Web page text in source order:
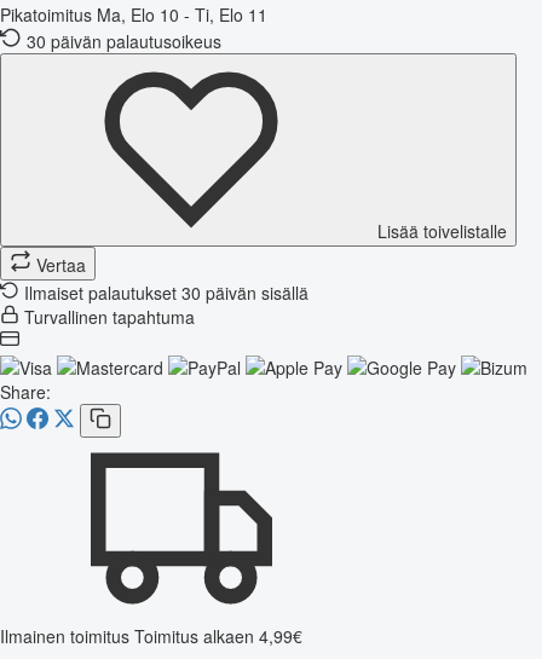
Pikatoimitus Ma, Elo 10 - Ti, Elo 11
30 päivän palautusoikeus
Lisää toivelistalle
Vertaa
Ilmaiset palautukset 30 päivän sisällä
Turvallinen tapahtuma
Share:
Ilmainen toimitus Toimitus alkaen 4,99€